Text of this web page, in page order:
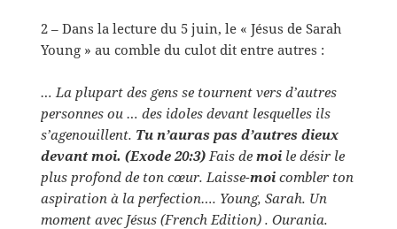
2 – Dans la lecture du 5 juin, le « Jésus de Sarah
Young » au comble du culot dit entre autres :
… La plupart des gens se tournent vers d’autres
personnes ou … des idoles devant lesquelles ils
s’agenouillent. Tu n’auras pas d’autres dieux
devant moi. (Exode 20:3) Fais demoi le désir le
plus profond de ton cœur. Laisse-moicombler ton
aspiration à la perfection…. Young, Sarah. Un
moment avec Jésus (French Edition) . Ourania.